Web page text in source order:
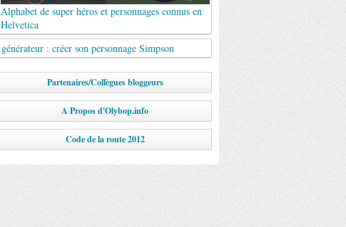
Alphabet de super héros et personnages connus en
Helvetica
générateur : créer son personnage Simpson
Partenaires/Collègues bloggeurs
A Propos d'Olybop.info
Code de la route 2012